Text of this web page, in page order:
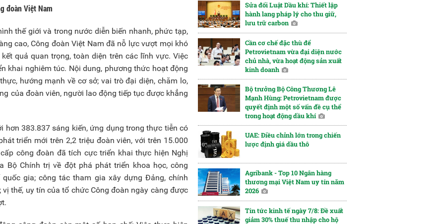
đoàn Việt Nam
thế giới và trong nước diễn biến nhanh, phức tạp,
cao, Công đoàn Việt Nam đã nỗ lực vượt mọi khó
quả quan trọng, toàn diện trên các lĩnh vực. Việc
khai nghiêm túc. Nội dung, phương thức hoạt động
hướng mạnh về cơ sở; vai trò đại diện, chăm lo,
của đoàn viên, người lao động tiếp tục được khẳng
hơn 383.837 sáng kiến, ứng dụng trong thực tiễn có
triển mới trên 2,2 triệu đoàn viên, với trên 15.000
công đoàn đã tích cực triển khai thực hiện Nghị
Bộ Chính trị về đột phá phát triển khoa học, công
gia; công tác tham gia xây dựng Đảng, chính
thế, uy tín của tổ chức Công đoàn ngày càng được
Sửa đổi Luật Dầu khí: Thiết lập
hành lang pháp lý cho thu giữ,
lưu trữ carbon
Cần cơ chế đặc thù để
Petrovietnam vừa đại diện nước
chủ nhà, vừa hoạt động sản xuất
kinh doanh
Bộ trưởng Bộ Công Thương Lê
Mạnh Hùng: Petrovietnam được
quyết định một số vấn đề cụ thể
trong hoạt động dầu khí
UAE: Điều chỉnh lớn trong chiến
lược định giá dầu thô
Agribank - Top 10 Ngân hàng
thương mại Việt Nam uy tín năm
2026
Tin tức kinh tế ngày 7/8: Đề xuất
giảm 30% thuế thu nhập cho hộ